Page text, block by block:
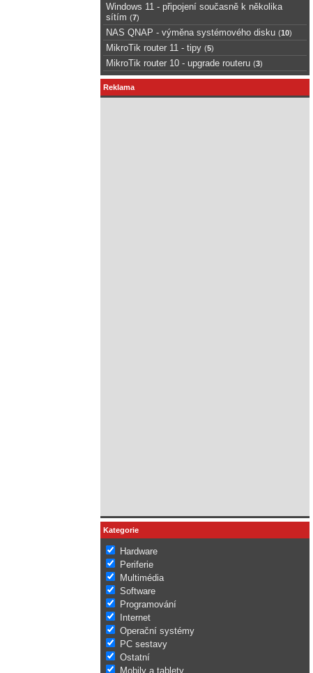
Windows 11 - připojení současně k několika
sítím (7)
NAS QNAP - výměna systémového disku (10)
MikroTik router 11 - tipy (5)
MikroTik router 10 - upgrade routeru (3)
Reklama
Kategorie
Hardware
Periferie
Multimédia
Software
Programování
Internet
Operační systémy
PC sestavy
Ostatní
Mobily a tablety